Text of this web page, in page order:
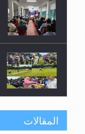
المقالات